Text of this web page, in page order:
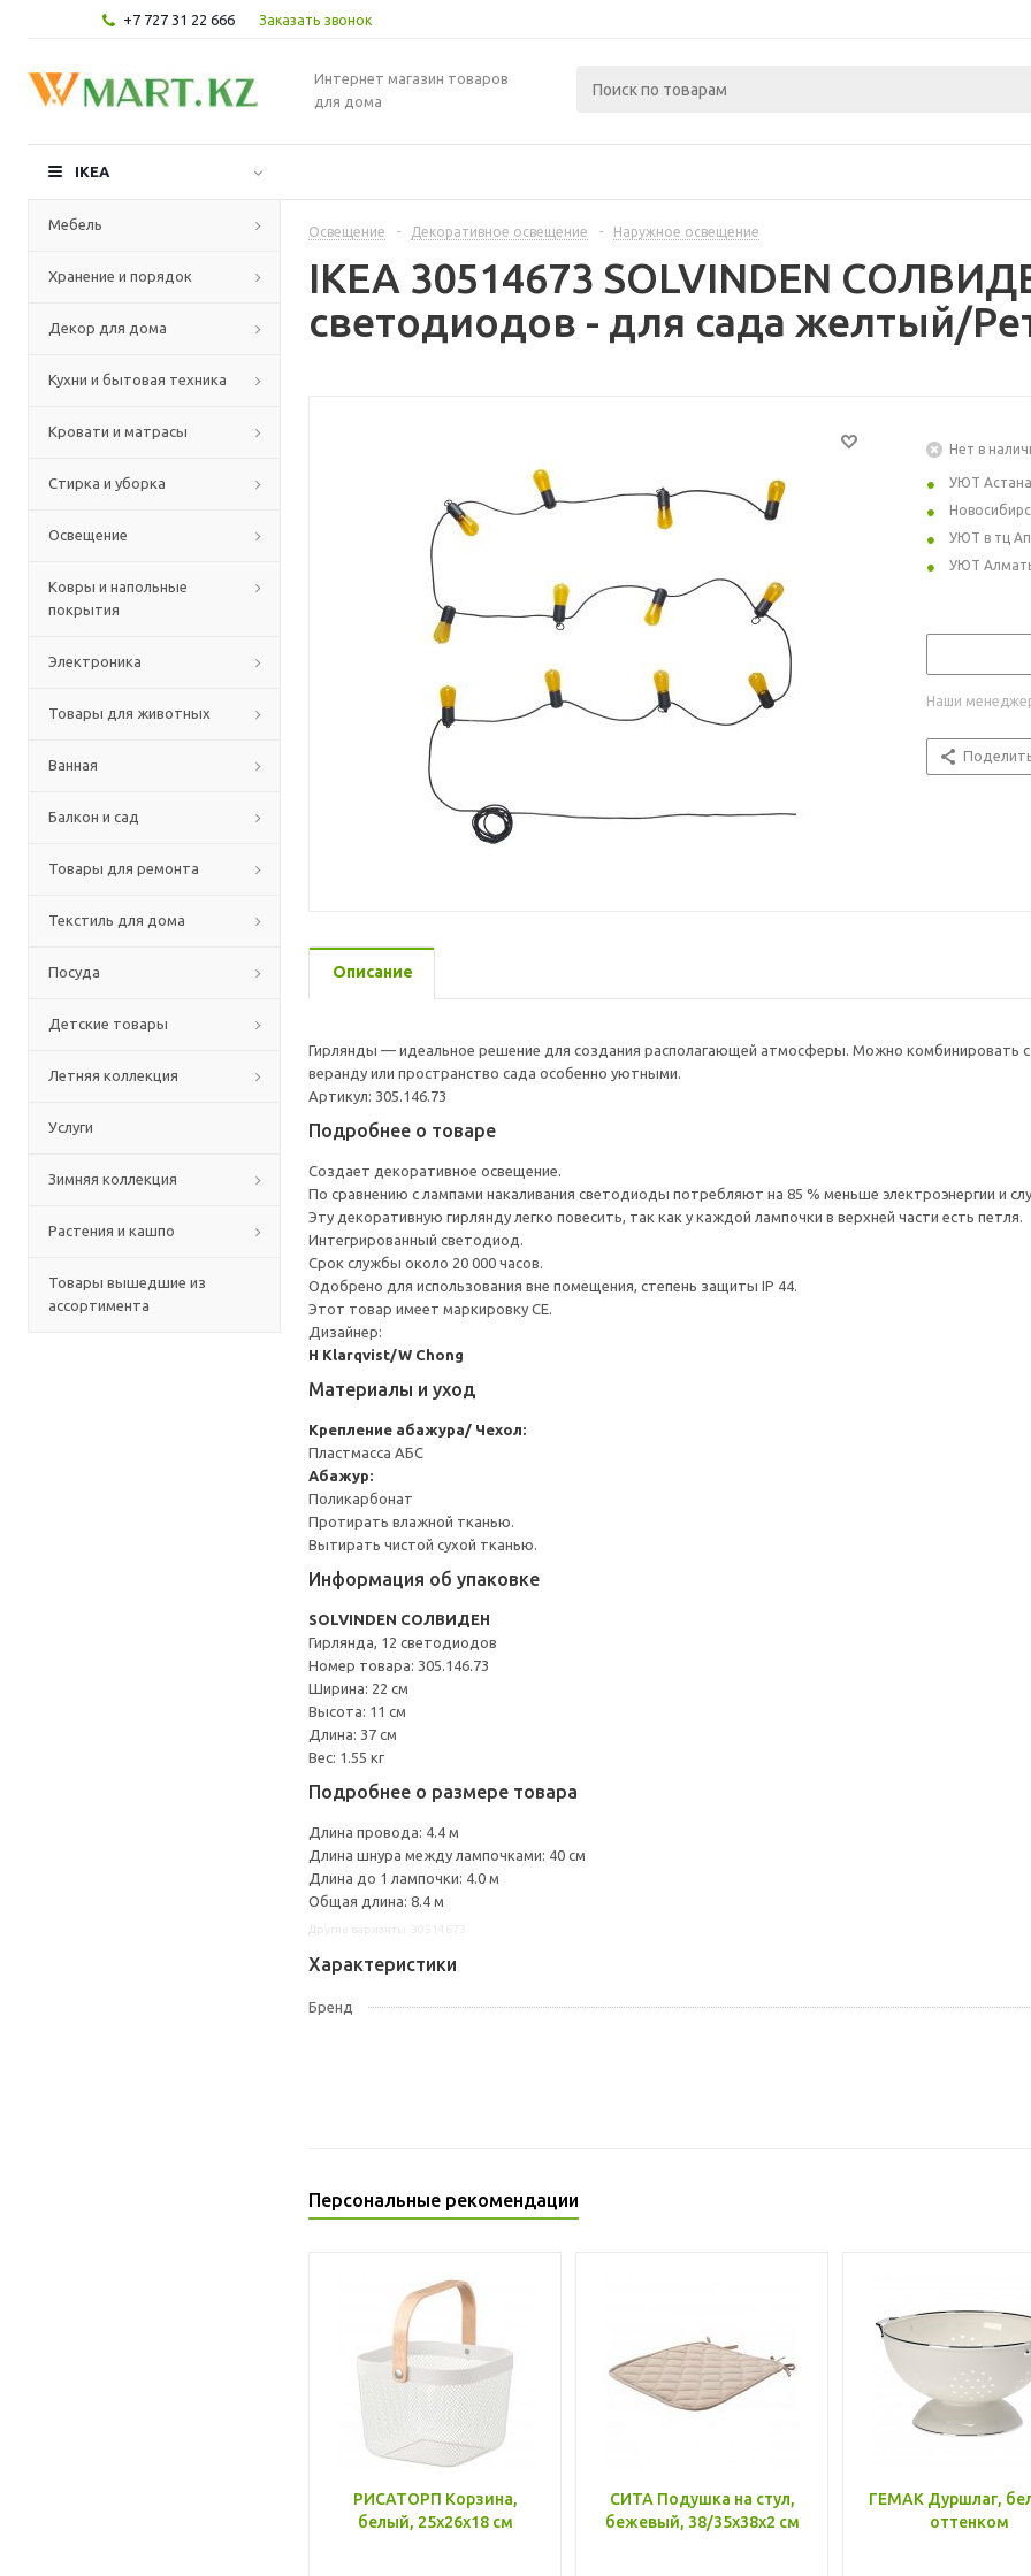
+7 727 31 22 666 Заказать звонок
Интернет магазин товаров
для дома
IKEA
Мебель
Хранение и порядок
Декор для дома
Кухни и бытовая техника
Кровати и матрасы
Стирка и уборка
Освещение
Ковры и напольные
покрытия
Электроника
Товары для животных
Ванная
Балкон и сад
Товары для ремонта
Текстиль для дома
Посуда
Детские товары
Летняя коллекция
Услуги
Зимняя коллекция
Растения и кашпо
Товары вышедшие из
ассортимента
Освещение - Декоративное освещение - Наружное освещение
IKEA 30514673 SOLVINDEN
светодиодов - для сада желтый/
Нет в
УЮТ Астана
УЮТ в тц
УЮТ
Наши
Описание
Гирлянды — идеальное решение для создания располагающей атмосферы. Можно комбинировать
веранду или пространство сада особенно уютными.
Артикул: 305.146.73
Подробнее о товаре
Создает декоративное освещение.
По сравнению с лампами накаливания светодиоды потребляют на 85 % меньше электроэнергии и
Эту декоративную гирлянду легко повесить, так как у каждой лампочки в верхней части есть петля.
Интегрированный светодиод.
Срок службы около 20 000 часов.
Одобрено для использования вне помещения, степень защиты IP 44.
Этот товар имеет маркировку CE.
Дизайнер:
H Klarqvist/W Chong
Материалы и уход
Крепление абажура/ Чехол:
Пластмасса АБС
Абажур:
Поликарбонат
Протирать влажной тканью.
Вытирать чистой сухой тканью.
Информация об упаковке
SOLVINDEN СОЛВИДЕН
Гирлянда, 12 светодиодов
Номер товара: 305.146.73
Ширина: 22 см
Высота: 11 см
Длина: 37 см
Вес: 1.55 кг
Подробнее о размере товара
Длина провода: 4.4 м
Длина шнура между лампочками: 40 см
Длина до 1 лампочки: 4.0 м
Общая длина: 8.4 м
Характеристики
Бренд
Персональные рекомендации
РИСАТОРП Корзина,
белый, 25x26x18 см
СИТА Подушка на стул,
бежевый, 38/35x38x2 см
ГЕМАК Дуршлаг,
оттенком